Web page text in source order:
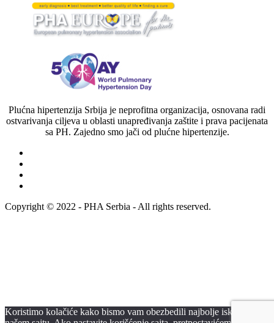
Plućna hipertenzija Srbija je neprofitna organizacija, osnovana radi
ostvarivanja ciljeva u oblasti unapređivanja zaštite i prava pacijenata
sa PH. Zajedno smo jači od plućne hipertenzije.
Copyright © 2022 - PHA Serbia - All rights reserved.
Koristimo kolačiće kako bismo vam obezbedili najbolje iskustvo na